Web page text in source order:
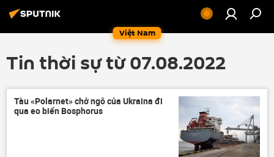
Việt Nam
Tin thời sự từ 07.08.2022
Tàu «Polarnet» chở ngô của Ukraina đi
qua eo biển Bosphorus